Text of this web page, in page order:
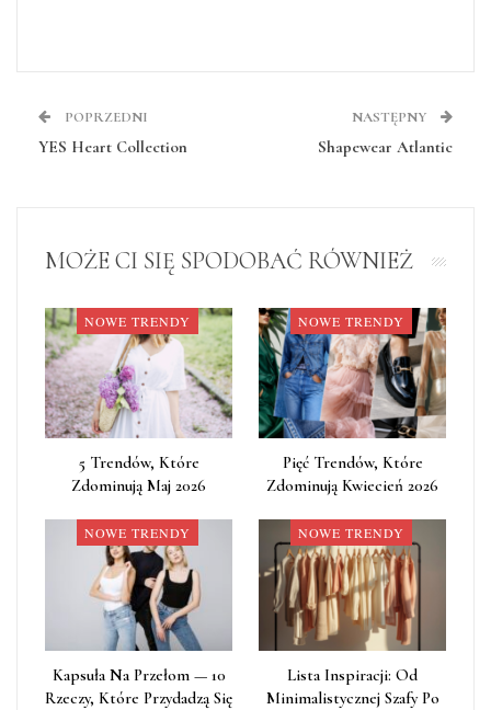
POPRZEDNI
YES Heart Collection
NASTĘPNY
Shapewear Atlantic
MOŻE CI SIĘ SPODOBAĆ RÓWNIEŻ
NOWE TRENDY
5 Trendów, Które
Zdominują Maj 2026
NOWE TRENDY
Pięć Trendów, Które
Zdominują Kwiecień 2026
NOWE TRENDY
Kapsuła Na Przełom — 10
Rzeczy, Które Przydadzą Się
NOWE TRENDY
Lista Inspiracji: Od
Minimalistycznej Szafy Po